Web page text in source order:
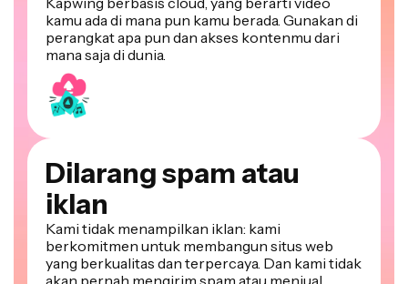
perangkat apa pun dan akses kontenmu dari
mana saja di dunia.
Dilarang spam atau
iklan
Kami tidak menampilkan iklan: kami
berkomitmen untuk membangun situs web
yang berkualitas dan terpercaya. Dan kami tidak
akan pernah mengirim spam atau menjual
informasi Anda kepada siapa pun.